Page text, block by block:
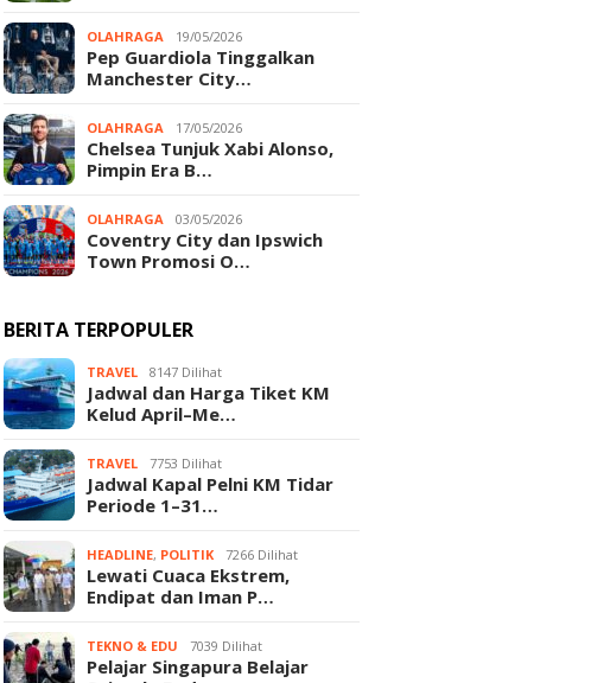
OLAHRAGA 19/05/2026
Pep Guardiola Tinggalkan
Manchester City…
OLAHRAGA 17/05/2026
Chelsea Tunjuk Xabi Alonso,
Pimpin Era B…
OLAHRAGA 03/05/2026
Coventry City dan Ipswich
Town Promosi O…
BERITA TERPOPULER
TRAVEL 8147 Dilihat
Jadwal dan Harga Tiket KM
Kelud April–Me…
TRAVEL 7753 Dilihat
Jadwal Kapal Pelni KM Tidar
Periode 1–31…
HEADLINE, POLITIK 7266 Dilihat
Lewati Cuaca Ekstrem,
Endipat dan Iman P…
TEKNO & EDU 7039 Dilihat
Pelajar Singapura Belajar